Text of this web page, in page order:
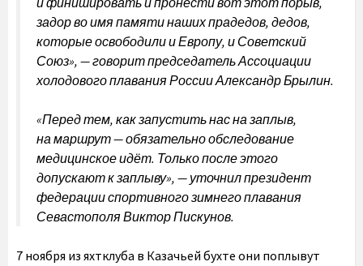
задор во имя памяти наших прадедов, дедов,
которые освободили и Европу, и Советский
Союз», — говорит председатель Ассоциации
холодового плавания России Александр Брылин.
«Перед тем, как запустить нас на заплыв,
на маршрут — обязательно обследование
медицинское идёт. Только после этого
допускают к заплыву», — уточнил президент
федерации спортивного зимнего плавания
Севастополя Виктор Пискунов.
7 ноября из яхтклуба в Казачьей бухте они поплывут